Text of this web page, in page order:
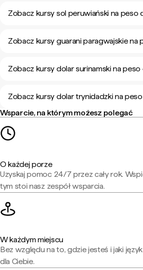
Zobacz kursy sol peruwiański na peso
Zobacz kursy guarani paragwajskie na
Zobacz kursy dolar surinamski na peso
Zobacz kursy dolar trynidadzki na
Wsparcie, na którym możesz polegać
O każdej porze
Uzyskaj pomoc 24/7 przez cały rok.
tym stoi nasz zespół wsparcia.
W każdym miejscu
Bez względu na to, gdzie jesteś i jaki
dla Ciebie.